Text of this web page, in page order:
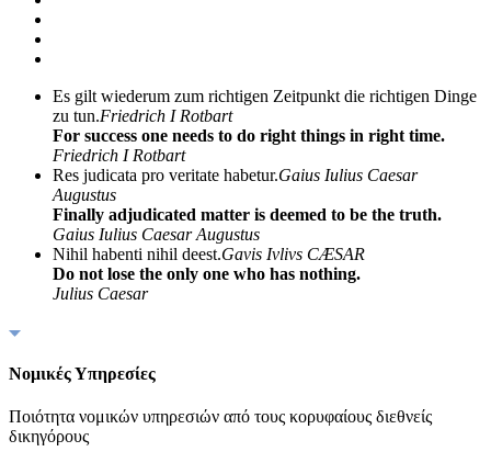
Es gilt wiederum zum richtigen Zeitpunkt die richtigen Dinge
zu tun.Friedrich I Rotbart
For success one needs to do right things in right time.
Friedrich I Rotbart
Res judicata pro veritate habetur.Gaius Iulius Caesar
Augustus
Finally adjudicated matter is deemed to be the truth.
Gaius Iulius Caesar Augustus
Nihil habenti nihil deest.Gavis Ivlivs CÆSAR
Do not lose the only one who has nothing.
Julius Caesar
Νομικές Υπηρεσίες
Ποιότητα νομικών υπηρεσιών από τους κορυφαίους διεθνείς
δικηγόρους